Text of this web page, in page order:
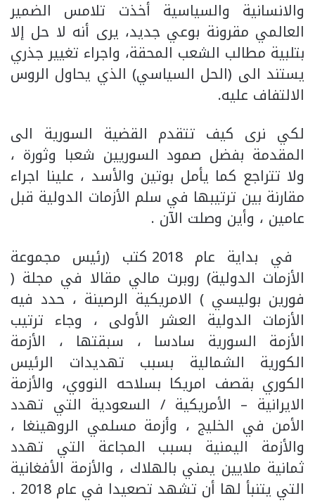
والانسانية والسياسية أخذت تلامس الضمير
العالمي مقرونة بوعي جديد، يرى أنه لا حل إلا
بتلبية مطالب الشعب المحقة، واجراء تغيير جذري
يستند الى (الحل السياسي) الذي يحاول الروس
الالتفاف عليه.
لكي نرى كيف تتقدم القضية السورية الى
المقدمة بفضل صمود السوريين شعبا وثورة ،
ولا تتراجع كما يأمل بوتين والأسد ، علينا اجراء
مقارنة بين ترتيبها في سلم الأزمات الدولية قبل
عامين ، وأين وصلت الآن .
في بداية عام 2018 كتب (رئيس مجموعة
الأزمات الدولية) روبرت مالي مقالا في مجلة (
فورين بوليسي ) الامريكية الرصينة ، حدد فيه
الأزمات الدولية العشر الأولى ، وجاء ترتيب
الأزمة السورية سادسا ، سبقتها ، الأزمة
الكورية الشمالية بسبب تهديدات الرئيس
الكوري بقصف امريكا بسلاحه النووي، والأزمة
الايرانية – الأمريكية / السعودية التي تهدد
الأمن في الخليج ، وأزمة مسلمي الروهينغا ،
والأزمة اليمنية بسبب المجاعة التي تهدد
ثمانية ملايين يمني بالهلاك ، والأزمة الأفغانية
التي يتنبأ لها أن تشهد تصعيدا في عام 2018 .